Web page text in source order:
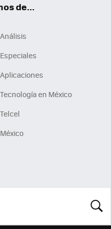
de...
Análisis
Especiales
Aplicaciones
Tecnología en México
Telcel
México